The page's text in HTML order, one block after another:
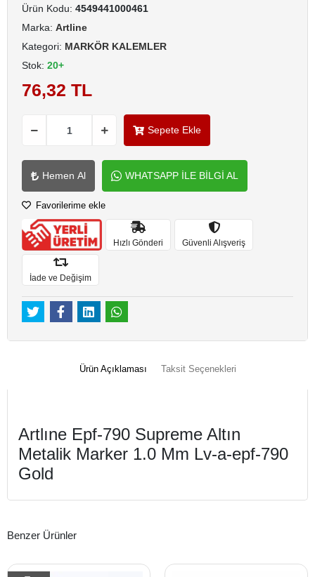
Ürün Kodu: 4549441000461
Marka: Artline
Kategori: MARKÖR KALEMLER
Stok: 20+
76,32 TL
Sepete Ekle
Hemen Al WHATSAPP İLE BİLGİ AL
Favorilerime ekle
Hızlı Gönderi Güvenli Alışveriş
İade ve Değişim
Ürün Açıklaması Taksit Seçenekleri
Artlıne Epf-790 Supreme Altın
Metalik Marker 1.0 Mm Lv-a-epf-790
Gold
Benzer Ürünler